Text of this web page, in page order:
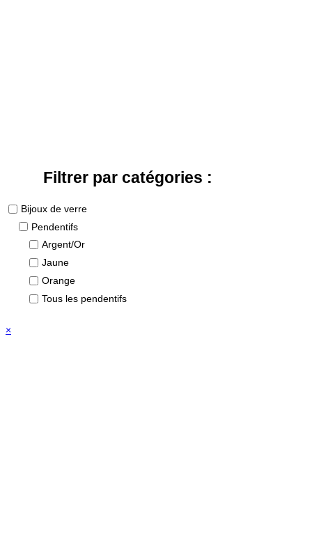
Filtrer par catégories :
Bijoux de verre
Pendentifs
Argent/Or
Jaune
Orange
Tous les pendentifs
×